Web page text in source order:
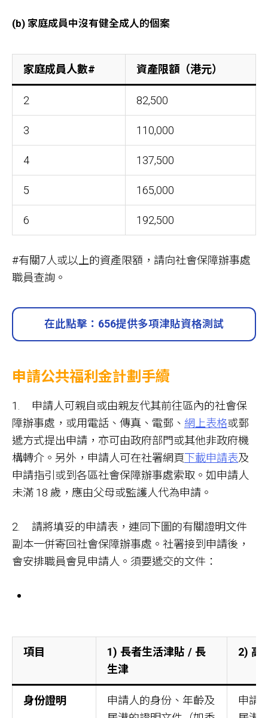
(b) 家庭成員中沒有健全成人的個案
家庭成員人數# 資產限額（港元）
2 82,500
3 110,000
4 137,500
5 165,000
6 192,500
#有關7人或以上的資產限額，請向社會保障辦事處
職員查詢。
在此點擊：656提供多項津貼資格測試
申請公共福利金計劃手續
1. 申請人可親自或由親友代其前往區內的社會保
障辦事處，或用電話、傳真、電郵、 網上表格或郵
遞方式提出申請，亦可由政府部門或其他非政府機
構轉介。另外，申請人可在社署網頁下載申請表及
申請指引或到各區社會保障辦事處索取。如申請人
未滿 18 歲，應由父母或監護人代為申請。
2. 請將填妥的申請表，連同下圖的有關證明文件
副本一併寄回社會保障辦事處。社署接到申請後，
會安排職員會見申請人。須要遞交的文件：
項目
1) 長者生活津貼 / 長
生津
2) 高
身份證明
申請人的身份、年齡及
申請